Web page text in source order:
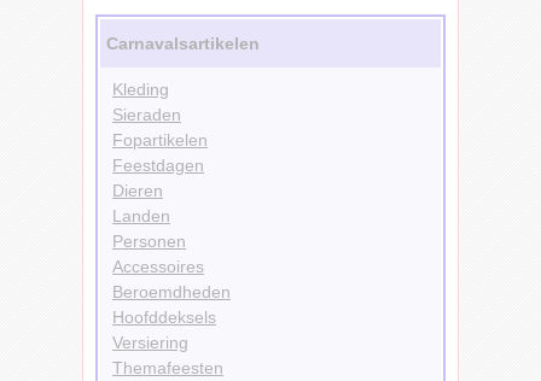
Carnavalsartikelen
Kleding
Sieraden
Fopartikelen
Feestdagen
Dieren
Landen
Personen
Accessoires
Beroemdheden
Hoofddeksels
Versiering
Themafeesten